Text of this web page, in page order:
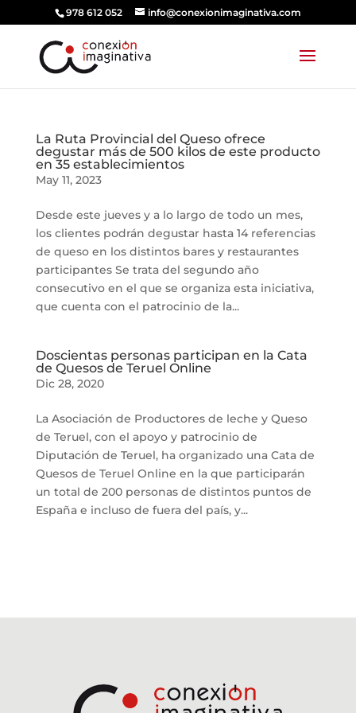
978 612 052 info@conexionimaginativa.com
La Ruta Provincial del Queso ofrece
degustar más de 500 kilos de este producto
en 35 establecimientos
May 11, 2023
Desde este jueves y a lo largo de todo un mes,
los clientes podrán degustar hasta 14 referencias
de queso en los distintos bares y restaurantes
participantes Se trata del segundo año
consecutivo en el que se organiza esta iniciativa,
que cuenta con el patrocinio de la...
Doscientas personas participan en la Cata
de Quesos de Teruel Online
Dic 28, 2020
La Asociación de Productores de leche y Queso
de Teruel, con el apoyo y patrocinio de
Diputación de Teruel, ha organizado una Cata de
Quesos de Teruel Online en la que participarán
un total de 200 personas de distintos puntos de
España e incluso de fuera del país, y...